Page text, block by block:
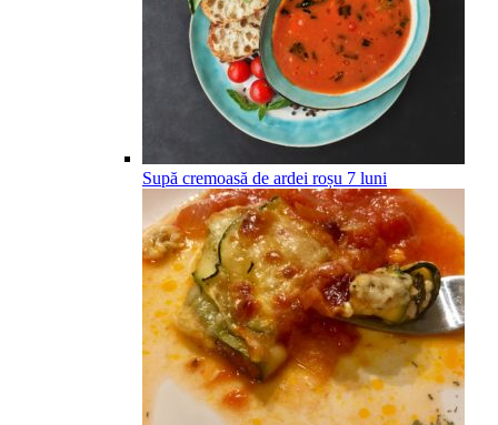
Supă cremoasă de ardei roșu 7 luni